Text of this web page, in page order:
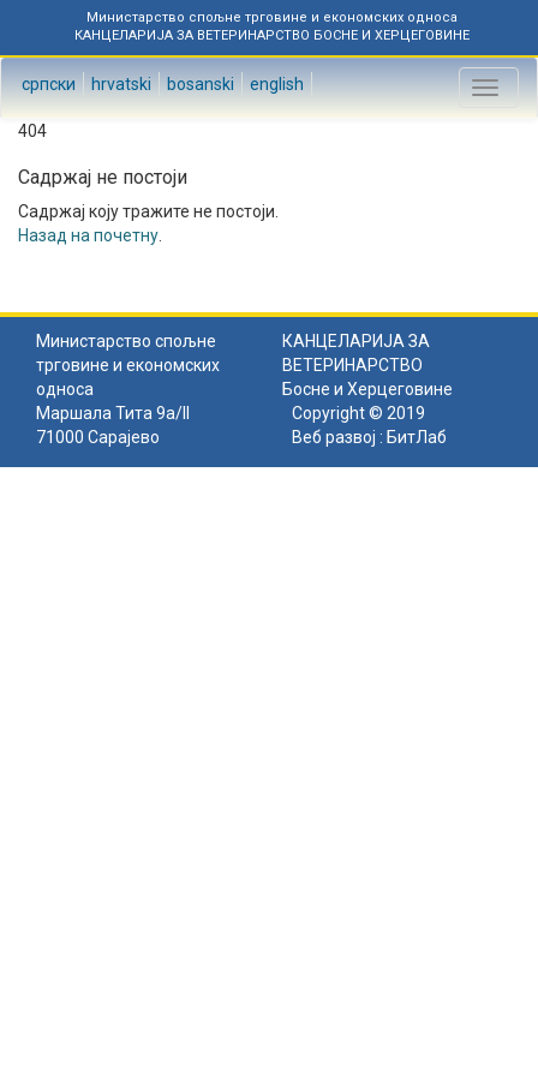
Министарство спољне трговине и економских односа
КАНЦЕЛАРИЈА ЗА ВЕТЕРИНАРСТВО БОСНЕ И ХЕРЦЕГОВИНЕ
српски hrvatski bosanski english
Toggle
404
Садржај не постоји
Садржај коју тражите не постоји.
Назад на почетну
Министарство спољне
трговине и економских
односа
КАНЦЕЛАРИЈА ЗА
ВЕТЕРИНАРСТВО
Босне и Херцеговине
Маршала Тита 9а/II
71000 Сарајево
Copyright © 2019
Веб развој : БитЛаб